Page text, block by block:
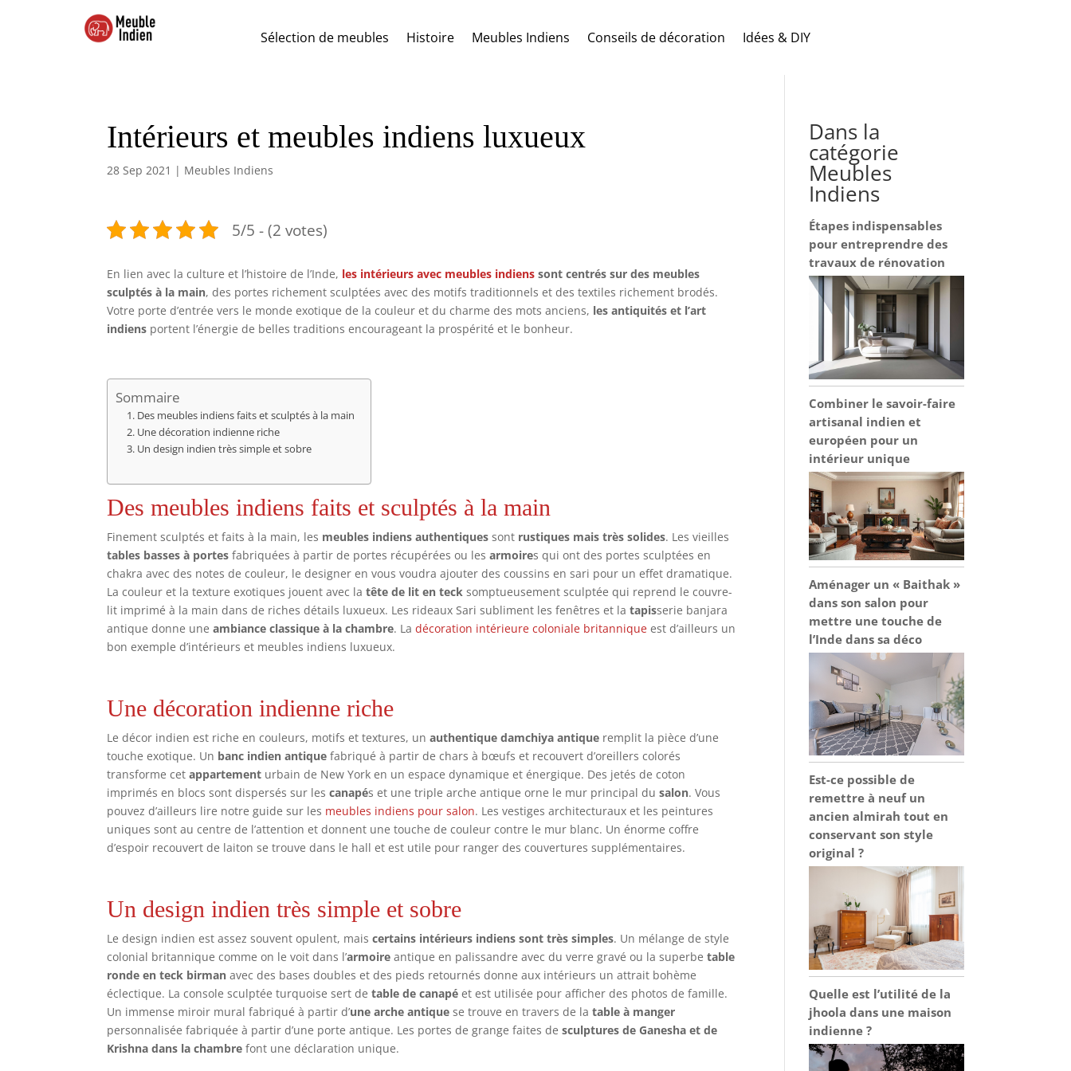
Sélection de meubles Histoire Meubles Indiens Conseils de décoration Idées & DIY
Intérieurs et meubles indiens luxueux
28 Sep 2021 | Meubles Indiens
5/5 - (2 votes)
En lien avec la culture et l’histoire de l’Inde, les intérieurs avec meubles indiens sont centrés sur des meubles
sculptés à la main, des portes richement sculptées avec des motifs traditionnels et des textiles richement brodés.
Votre porte d’entrée vers le monde exotique de la couleur et du charme des mots anciens, les antiquités et l’art
indiens portent l’énergie de belles traditions encourageant la prospérité et le bonheur.
Sommaire
Des meubles indiens faits et sculptés à la main
Une décoration indienne riche
Un design indien très simple et sobre
Des meubles indiens faits et sculptés à la main
Finement sculptés et faits à la main, les meubles indiens authentiques sont rustiques mais très solides. Les vieilles
tables basses à portes fabriquées à partir de portes récupérées ou lesarmoires qui ont des portes sculptées en
chakra avec des notes de couleur, le designer en vous voudra ajouter des coussins en sari pour un effet dramatique.
La couleur et la texture exotiques jouent avec latête de lit en teck somptueusement sculptée qui reprend le couvre-
lit imprimé à la main dans de riches détails luxueux. Les rideaux Sari subliment les fenêtres et latapisserie banjara
antique donne uneambiance classique à la chambre. Ladécoration intérieure coloniale britannique est d’ailleurs un
bon exemple d’intérieurs et meubles indiens luxueux.
Une décoration indienne riche
Le décor indien est riche en couleurs, motifs et textures, unauthentique damchiya antique remplit la pièce d’une
touche exotique. Un banc indien antique fabriqué à partir de chars à bœufs et recouvert d’oreillers colorés
transforme cetappartement urbain de New York en un espace dynamique et énergique. Des jetés de coton
imprimés en blocs sont dispersés sur lescanapés et une triple arche antique orne le mur principal dusalon. Vous
pouvez d’ailleurs lire notre guide sur les meubles indiens pour salon. Les vestiges architecturaux et les peintures
uniques sont au centre de l’attention et donnent une touche de couleur contre le mur blanc. Un énorme coffre
d’espoir recouvert de laiton se trouve dans le hall et est utile pour ranger des couvertures supplémentaires.
Un design indien très simple et sobre
Le design indien est assez souvent opulent, maiscertains intérieurs indiens sont très simples. Un mélange de style
colonial britannique comme on le voit dans l’armoire antique en palissandre avec du verre gravé ou la superbetable
ronde en teck birman avec des bases doubles et des pieds retournés donne aux intérieurs un attrait bohème
éclectique. La console sculptée turquoise sert detable de canapé et est utilisée pour afficher des photos de famille.
Un immense miroir mural fabriqué à partir d’une arche antique se trouve en travers de latable à manger
personnalisée fabriquée à partir d’une porte antique. Les portes de grange faites desculptures de Ganesha et de
Krishna dans la chambre font une déclaration unique.
Dans la
catégorie
Meubles
Indiens
Étapes indispensables
pour entreprendre des
travaux de rénovation
Combiner le savoir-faire
artisanal indien et
européen pour un
intérieur unique
Aménager un « Baithak »
dans son salon pour
mettre une touche de
l’Inde dans sa déco
Est-ce possible de
remettre à neuf un
ancien almirah tout en
conservant son style
original ?
Quelle est l’utilité de la
jhoola dans une maison
indienne ?